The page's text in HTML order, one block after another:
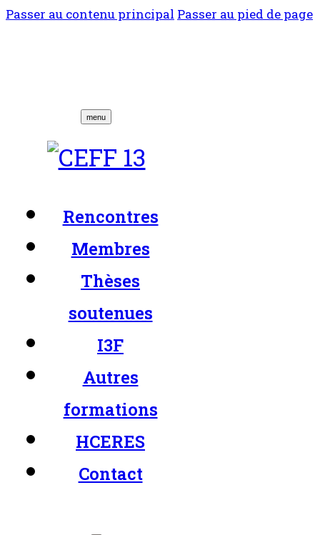
Passer au contenu principal Passer au pied de page
menu
Rencontres
Membres
Thèses
soutenues
I3F
Autres
formations
HCERES
Contact